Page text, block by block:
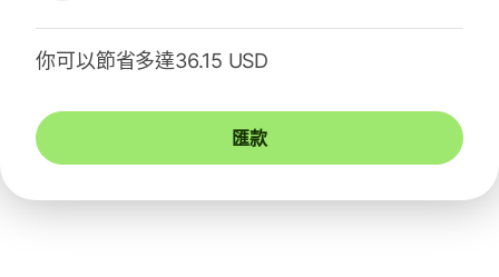
你可以節省多達36.15 USD
匯款